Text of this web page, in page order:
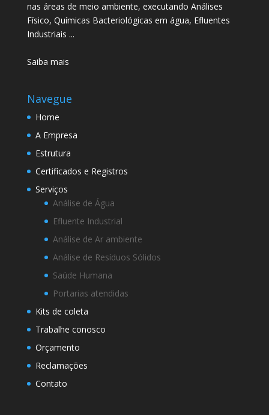
nas áreas de meio ambiente, executando Análises
Físico, Químicas Bacteriológicas em água, Efluentes
Industriais ...
Saiba mais
Navegue
Home
A Empresa
Estrutura
Certificados e Registros
Serviços
Análise de Água
Efluente Industrial
Análise de Ar ambiente
Análise de Resíduos Sólidos
Saúde Humana
Portarias atendidas
Kits de coleta
Trabalhe conosco
Orçamento
Reclamações
Contato